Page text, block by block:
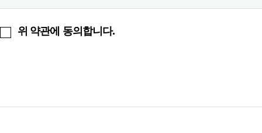
또는 의무에 관련된 중요 사항의 변경은 공시 후 7일이 경
위 약관에 동의합니다.